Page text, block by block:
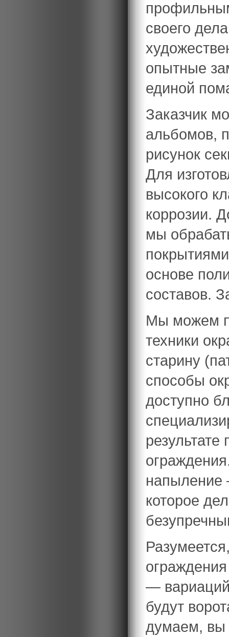
своего
опытные
единой
Заказчик
альбомов,
рисунок
Для
высокого
коррозии.
мы
основе
составов.
Мы можем
техники
старину
способы
доступно
напыление
которое
—
будут
думаем, вы